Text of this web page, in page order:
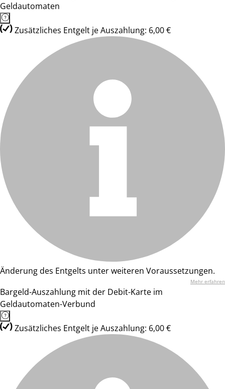
Geldautomaten
Zusätzliches Entgelt je Auszahlung: 6,00 €
Änderung des Entgelts unter weiteren Voraussetzungen.
Mehr erfahren
Bargeld-Auszahlung mit der Debit-Karte im
Geldautomaten-Verbund
Zusätzliches Entgelt je Auszahlung: 6,00 €